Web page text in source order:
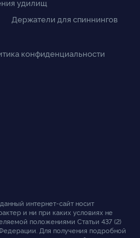
удилищ
Держатели для спиннингов
конфиденциальности
интернет-сайт носит
и ни при каких условиях не
положениями Статьи 437 (2)
Для получения подробной